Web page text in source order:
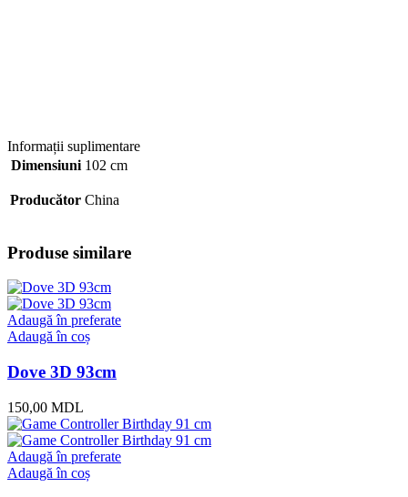
Informații suplimentare
Dimensiuni 102 cm
Producător China
Produse similare
Adaugă în preferate
Adaugă în coș
Dove 3D 93cm
150,00 MDL
Adaugă în preferate
Adaugă în coș